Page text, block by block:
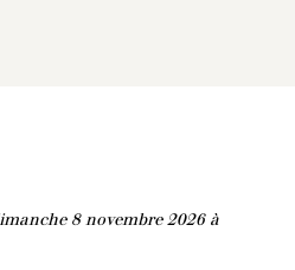
8 novembre 2026 à